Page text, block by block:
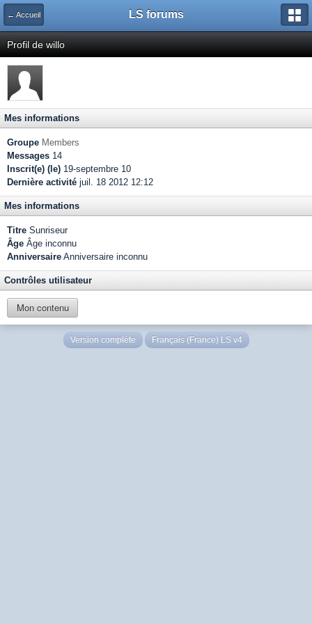
← Accueil LS forums
Profil de willo
Mes informations
Groupe Members
Messages 14
Inscrit(e) (le) 19-septembre 10
Dernière activité juil. 18 2012 12:12
Mes informations
Titre Sunriseur
Âge Âge inconnu
Anniversaire Anniversaire inconnu
Contrôles utilisateur
Mon contenu
Version complète Français (France) LS v4